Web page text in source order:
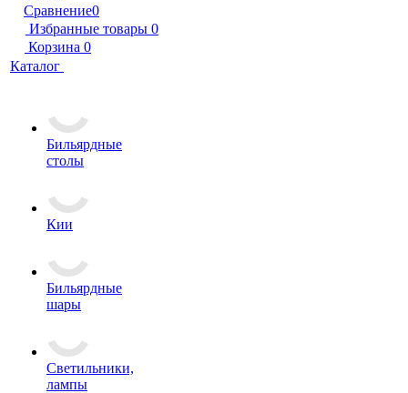
Сравнение0
Избранные товары 0
Корзина 0
Каталог
Бильярдные
столы
Кии
Бильярдные
шары
Светильники,
лампы